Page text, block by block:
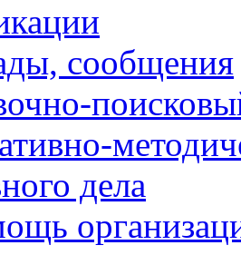
сообщения
дела